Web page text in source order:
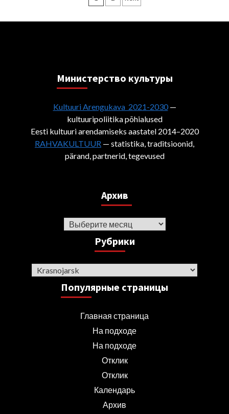
Министерствo культуры
Kultuuri Arengukava 2021-2030—
kultuuripoliitika põhialused
Eesti kultuuri arendamiseks aastatel 2014–2020
RAHVAKULTUUR — statistika, traditsioonid,
pärand, partnerid, tegevused
Архив
Архив
Рубрики
Рубрики
Популярные страницы
Главная страница
На подходе
На подходе
Отклик
Отклик
Календарь
Архив